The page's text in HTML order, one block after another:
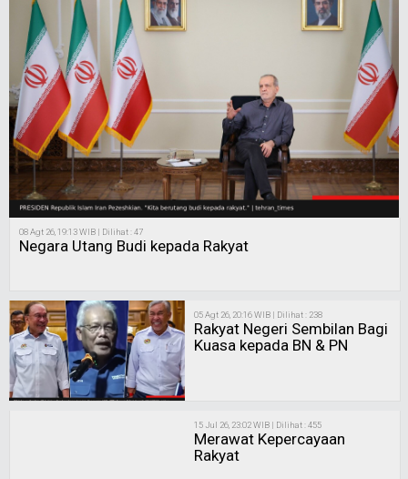
08 Agt 26, 19:13 WIB | Dilihat : 47
Negara Utang Budi kepada Rakyat
05 Agt 26, 20:16 WIB | Dilihat : 238
Rakyat Negeri Sembilan Bagi
Kuasa kepada BN & PN
15 Jul 26, 23:02 WIB | Dilihat : 455
Merawat Kepercayaan
Rakyat